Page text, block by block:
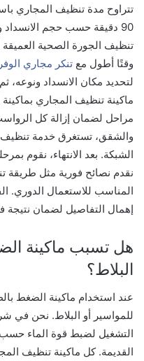
90 دقيقة حسب حجم
تنظيف الجورة الصحية
وقتًا أطول مع تنكر مجاري
لتحديد مكان الانسداد
ماكينة تنظيف المجاري
مراحل لضمان إزالة كل
والشقق، تستغرق خدمة تنظيف
الشبكة. بعد الانتهاء، نقوم
نقدم نصائح فورية مثل طريقة
المناسب للاستعمال الدوري.
إهمال التفاصيل لضمان نتيجة
هل تسبب ماكينة
البلاط؟
عند استخدام ماكينة الضغط
للمواسير أو البلاط. نحن في
التشغيل لضبط قوة الماء
القديمة. كل ماكينة تنظيف